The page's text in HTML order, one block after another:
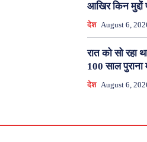
आखिर किन मुद्दों
देश August 6,
रात को सो रहा
100 साल
देश August 6,